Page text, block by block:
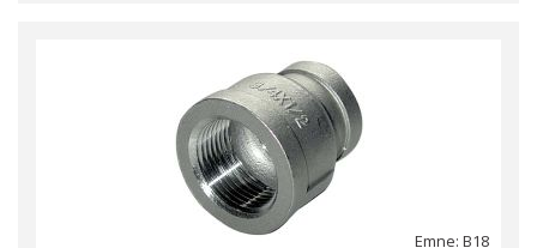
Emne: B18